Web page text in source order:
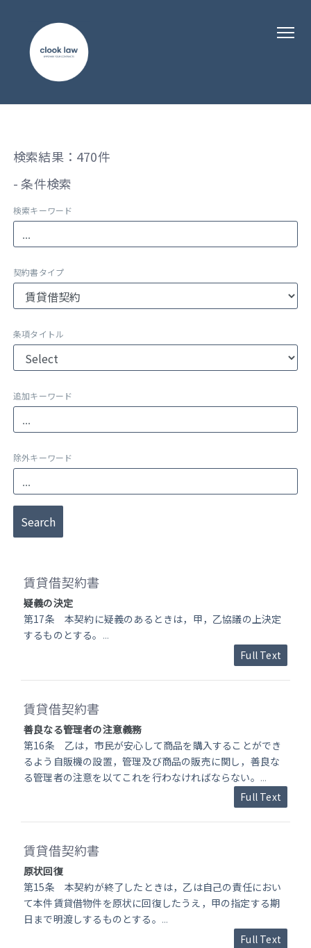
検索結果：470件
- 条件検索
検索キーワード
契約書タイプ
条項タイトル
追加キーワード
除外キーワード
Search
賃貸借契約書
疑義の決定
第17条 本契約に疑義のあるときは，甲，乙協議の上決定
するものとする。 ...
Full Text
賃貸借契約書
善良なる管理者の注意義務
第16条 乙は，市民が安心して商品を購入することができ
るよう自販機の設置，管理及び商品の販売に関し，善良な
る管理者の注意を以てこれを行わなければならない。 ...
Full Text
賃貸借契約書
原状回復
第15条 本契約が終了したときは，乙は自己の責任におい
て本件賃貸借物件を原状に回復したうえ，甲の指定する期
日まで明渡しするものとする。 ...
Full Text